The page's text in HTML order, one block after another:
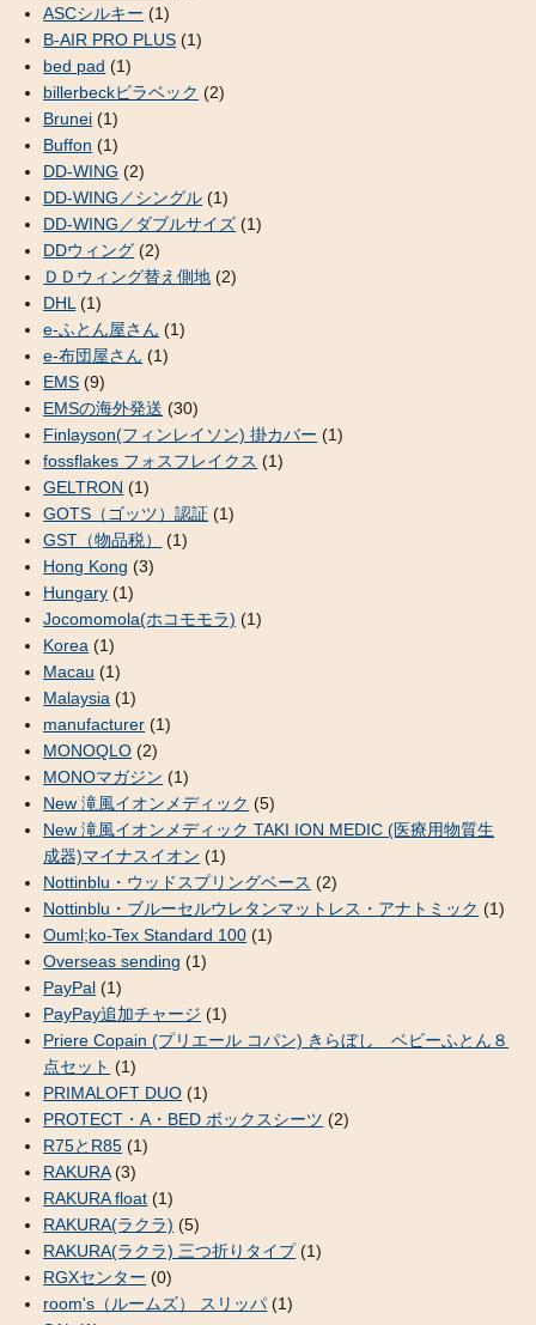
ASCシルキー (1)
B-AIR PRO PLUS (1)
bed pad (1)
billerbeckビラベック (2)
Brunei (1)
Buffon (1)
DD-WING (2)
DD-WING／シングル (1)
DD-WING／ダブルサイズ (1)
DDウィング (2)
ＤＤウィング替え側地 (2)
DHL (1)
e-ふとん屋さん (1)
e-布団屋さん (1)
EMS (9)
EMSの海外発送 (30)
Finlayson(フィンレイソン) 掛カバー (1)
fossflakes フォスフレイクス (1)
GELTRON (1)
GOTS（ゴッツ）認証 (1)
GST（物品税）
(1)
Hong Kong (3)
Hungary (1)
Jocomomola(ホコモモラ) (1)
Korea (1)
Macau (1)
Malaysia (1)
manufacturer (1)
MONOQLO (2)
MONOマガジン (1)
New 滝風イオンメディック (5)
New 滝風イオンメディック TAKI ION MEDIC (医療用物質生
成器)マイナスイオン (1)
Nottinblu・ウッドスプリングベース (2)
Nottinblu・ブルーセルウレタンマットレス・アナトミック (1)
Ouml;ko-Tex Standard 100 (1)
Overseas sending (1)
PayPal (1)
PayPay追加チャージ (1)
Priere Copain (プリエール コパン) きらぼし ベビーふとん８
点セット (1)
PRIMALOFT DUO (1)
PROTECT・A・BED ボックスシーツ (2)
R75とR85 (1)
RAKURA(3)
RAKURA float (1)
RAKURA(ラクラ) (5)
RAKURA(ラクラ) 三つ折りタイプ(1)
RGXセンター (0)
room's（ルームズ） スリッパ (1)